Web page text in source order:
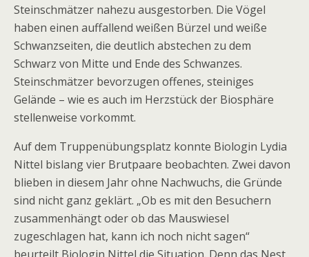
Steinschmätzer nahezu ausgestorben. Die Vögel
haben einen auffallend weißen Bürzel und weiße
Schwanzseiten, die deutlich abstechen zu dem
Schwarz von Mitte und Ende des Schwanzes.
Steinschmätzer bevorzugen offenes, steiniges
Gelände – wie es auch im Herzstück der Biosphäre
stellenweise vorkommt.
Auf dem Truppenübungsplatz konnte Biologin Lydia
Nittel bislang vier Brutpaare beobachten. Zwei davon
blieben in diesem Jahr ohne Nachwuchs, die Gründe
sind nicht ganz geklärt. „Ob es mit den Besuchern
zusammenhängt oder ob das Mauswiesel
zugeschlagen hat, kann ich noch nicht sagen“